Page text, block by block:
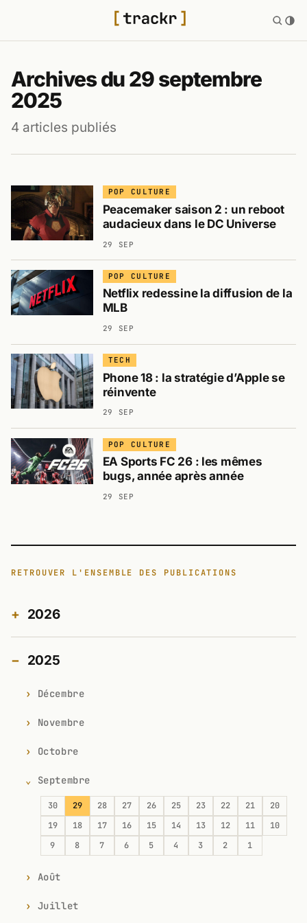
Archives du 29 septembre
2025
4 articles publiés
POP CULTURE
Peacemaker saison 2 : un reboot
audacieux dans le DC Universe
29 SEP
POP CULTURE
Netflix redessine la diffusion de la
MLB
29 SEP
TECH
Phone 18 : la stratégie d’Apple se
réinvente
29 SEP
POP CULTURE
EA Sports FC 26 : les mêmes
bugs, année après année
29 SEP
RETROUVER L'ENSEMBLE DES PUBLICATIONS
2026
2025
Décembre
Novembre
Octobre
Septembre
30 29 28 27 26 25 23 22 21
20
19
18 17 16 15 14 13 12 11
10
9
8 7 6 5 4 3 2 1
Août
Juillet